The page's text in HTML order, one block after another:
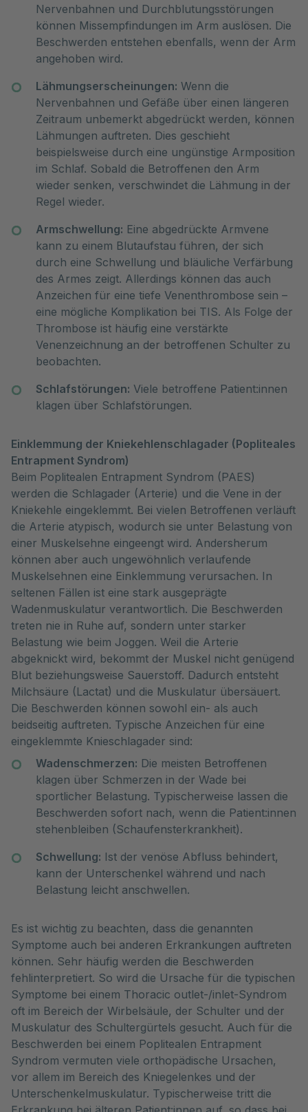
Nervenbahnen und Durchblutungsstörungen
können Missempfindungen im Arm auslösen. Die
Beschwerden entstehen ebenfalls, wenn der Arm
angehoben wird.
Lähmungserscheinungen: Wenn die
Nervenbahnen und Gefäße über einen längeren
Zeitraum unbemerkt abgedrückt werden, können
Lähmungen auftreten. Dies geschieht
beispielsweise durch eine ungünstige Armposition
im Schlaf. Sobald die Betroffenen den Arm
wieder senken, verschwindet die Lähmung in der
Regel wieder.
Armschwellung: Eine abgedrückte Armvene
kann zu einem Blutaufstau führen, der sich
durch eine Schwellung und bläuliche Verfärbung
des Armes zeigt. Allerdings können das auch
Anzeichen für eine tiefe Venenthrombose sein –
eine mögliche Komplikation bei TIS. Als Folge der
Thrombose ist häufig eine verstärkte
Venenzeichnung an der betroffenen Schulter zu
beobachten.
Schlafstörungen: Viele betroffene Patient:innen
klagen über Schlafstörungen.
Einklemmung der Kniekehlenschlagader (Popliteales
Entrapment Syndrom)
Beim Poplitealen Entrapment Syndrom (PAES)
werden die Schlagader (Arterie) und die Vene in der
Kniekehle eingeklemmt. Bei vielen Betroffenen verläuft
die Arterie atypisch, wodurch sie unter Belastung von
einer Muskelsehne eingeengt wird. Andersherum
können aber auch ungewöhnlich verlaufende
Muskelsehnen eine Einklemmung verursachen. In
seltenen Fällen ist eine stark ausgeprägte
Wadenmuskulatur verantwortlich. Die Beschwerden
treten nie in Ruhe auf, sondern unter starker
Belastung wie beim Joggen. Weil die Arterie
abgeknickt wird, bekommt der Muskel nicht genügend
Blut beziehungsweise Sauerstoff. Dadurch entsteht
Milchsäure (Lactat) und die Muskulatur übersäuert.
Die Beschwerden können sowohl ein- als auch
beidseitig auftreten. Typische Anzeichen für eine
eingeklemmte Knieschlagader sind:
Wadenschmerzen: Die meisten Betroffenen
klagen über Schmerzen in der Wade bei
sportlicher Belastung. Typischerweise lassen die
Beschwerden sofort nach, wenn die Patient:innen
stehenbleiben (Schaufensterkrankheit).
Schwellung: Ist der venöse Abfluss behindert,
kann der Unterschenkel während und nach
Belastung leicht anschwellen.
Es ist wichtig zu beachten, dass die genannten
Symptome auch bei anderen Erkrankungen auftreten
können. Sehr häufig werden die Beschwerden
fehlinterpretiert. So wird die Ursache für die typischen
Symptome bei einem Thoracic outlet-/inlet-Syndrom
oft im Bereich der Wirbelsäule, der Schulter und der
Muskulatur des Schultergürtels gesucht. Auch für die
Beschwerden bei einem Poplitealen Entrapment
Syndrom vermuten viele orthopädische Ursachen,
vor allem im Bereich des Kniegelenkes und der
Unterschenkelmuskulatur. Typischerweise tritt die